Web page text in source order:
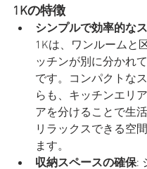
1Kの特徴
シンプルで効率的な
1Kは、ワンルームと
ッチンが別に分かれ
です。コンパクトな
らも、キッチンエリ
アを分けることで生活
リラックスできる空
ます。
収納スペースの確保: